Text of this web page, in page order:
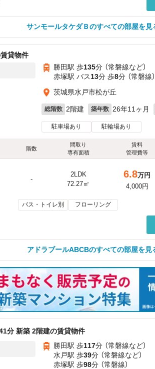
サンモールタケダＢのすべての部屋を見
貸物件
勝田駅 歩135分 （常磐線など）
赤塚駅 バス13分 歩8分 （常磐線）
茨城県水戸市松が丘
総階数 2階建 築年数 26年11ヶ月
駐車場あり 駐輪場あり
階数
間取り
専有面積
賃料
管理費等
-
2LDK
72.27㎡
6.8万円
4,000円
バス・トイレ別 フローリング
アドラブールABCBのすべての部屋を見
分 新築 2階建の賃貸物件
勝田駅 歩117分 （常磐線など）
水戸駅 歩39分 （常磐線など）
赤塚駅 歩98分 （常磐線）